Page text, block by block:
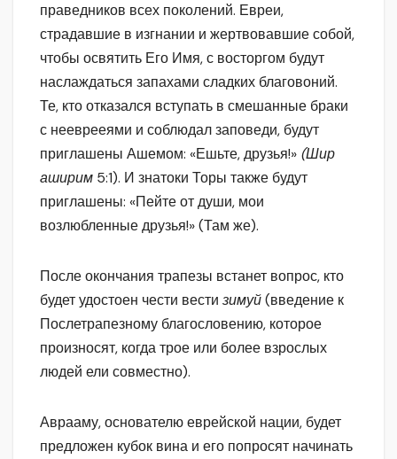
праведников всех поколений. Евреи,
страдавшие в изгнании и жертвовавшие собой,
чтобы освятить Его Имя, с восторгом будут
наслаждаться запахами сладких благовоний.
Те, кто отказался вступать в смешанные браки
с нееврееями и соблюдал заповеди, будут
приглашены Ашемом: «Ешьте, друзья!» (Шир
аширим 5:1). И знатоки Торы также будут
приглашены: «Пейте от души, мои
возлюбленные друзья!» (Там же).
После окончания трапезы встанет вопрос, кто
будет удостоен чести вести зимуй(введение к
Послетрапезному благословению, которое
произносят, когда трое или более взрослых
людей ели совместно).
Аврааму, основателю еврейской нации, будет
предложен кубок вина и его попросят начинать